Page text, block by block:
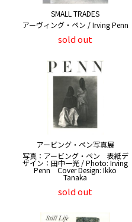
SMALL TRADES
アーヴィング・ペン / Irving Penn
sold out
アービング・ペン写真展
写真：アービング・ペン 表紙デ
ザイン：田中一光 / Photo: Irving
Penn Cover Design: Ikko
Tanaka
sold out